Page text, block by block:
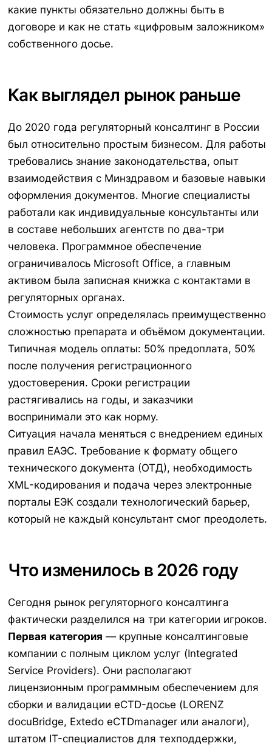
какие пункты обязательно должны быть в
договоре и как не стать «цифровым заложником»
собственного досье.
Как выглядел рынок раньше
До 2020 года регуляторный консалтинг в России
был относительно простым бизнесом. Для работы
требовались знание законодательства, опыт
взаимодействия с Минздравом и базовые навыки
оформления документов. Многие специалисты
работали как индивидуальные консультанты или
в составе небольших агентств по два-три
человека. Программное обеспечение
ограничивалось Microsoft Office, а главным
активом была записная книжка с контактами в
регуляторных органах.
Стоимость услуг определялась преимущественно
сложностью препарата и объёмом документации.
Типичная модель оплаты: 50% предоплата, 50%
после получения регистрационного
удостоверения. Сроки регистрации
растягивались на годы, и заказчики
воспринимали это как норму.
Ситуация начала меняться с внедрением единых
правил ЕАЭС. Требование к формату общего
технического документа (ОТД), необходимость
XML-кодирования и подача через электронные
порталы ЕЭК создали технологический барьер,
который не каждый консультант смог преодолеть.
Что изменилось в 2026 году
Сегодня рынок регуляторного консалтинга
фактически разделился на три категории игроков.
Первая категория — крупные консалтинговые
компании с полным циклом услуг (Integrated
Service Providers). Они располагают
лицензионным программным обеспечением для
сборки и валидации eCTD-досье (LORENZ
docuBridge, Extedo eCTDmanager или аналоги),
штатом IT-специалистов для техподдержки,